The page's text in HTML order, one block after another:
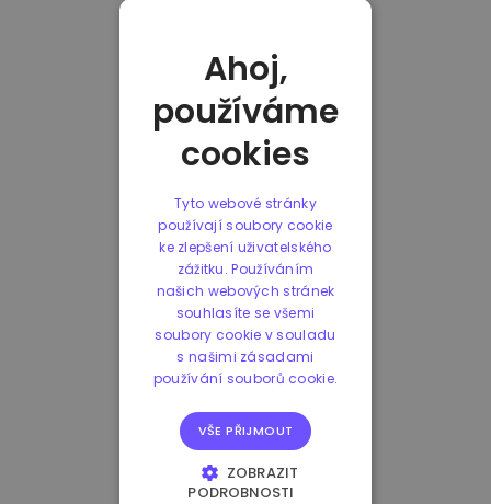
Ahoj,
používáme
cookies
Tyto webové stránky
používají soubory cookie
ke zlepšení uživatelského
zážitku. Používáním
našich webových stránek
souhlasíte se všemi
soubory cookie v souladu
s našimi zásadami
používání souborů cookie.
VŠE PŘIJMOUT
ZOBRAZIT
PODROBNOSTI